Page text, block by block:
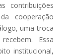
contribuições
cooperação
uma troca
Essa
institucional,